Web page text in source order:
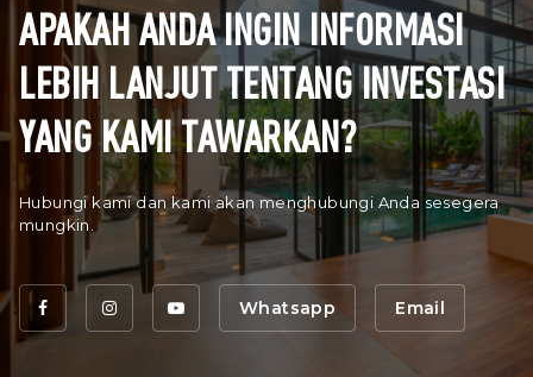
APAKAH ANDA INGIN INFORMASI
LEBIH LANJUT TENTANG INVESTASI
YANG KAMI TAWARKAN?
Hubungi kami dan kami akan menghubungi Anda sesegera
mungkin.
Whatsapp Email